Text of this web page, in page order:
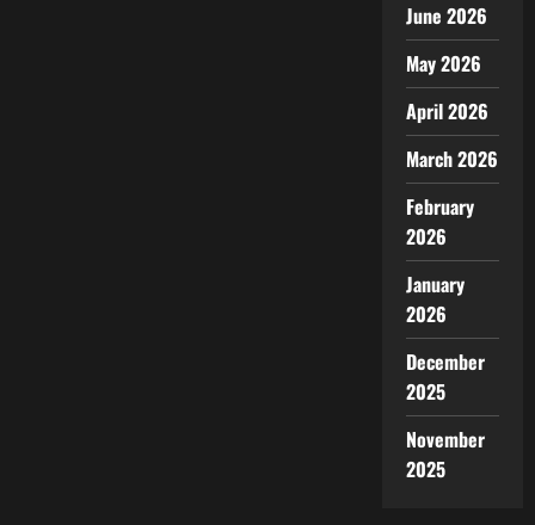
June 2026
May 2026
April 2026
March 2026
February
2026
January
2026
December
2025
November
2025